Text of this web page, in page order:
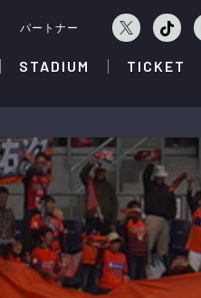
パートナー
STADIUM TICKET